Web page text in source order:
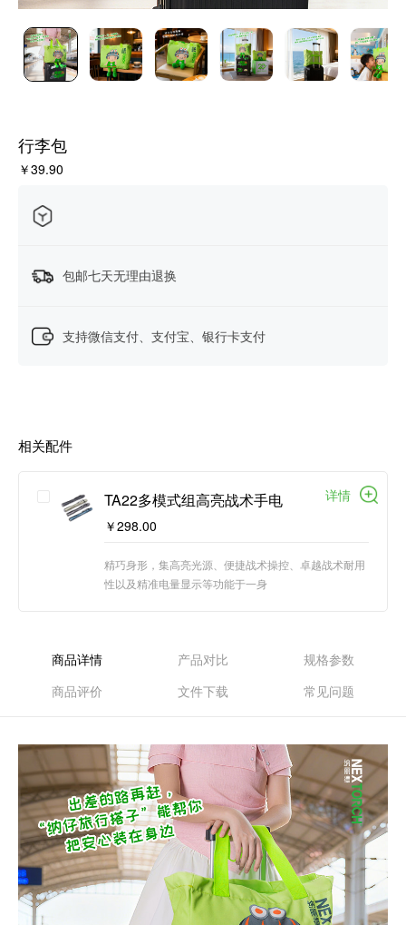
行李包
￥39.90
包邮七天无理由退换
支持微信支付、支付宝、银行卡支付
相关配件
TA22多模式组高亮战术手电
￥298.00
精巧身形，集高亮光源、便捷战术操控、卓越战术耐用
性以及精准电量显示等功能于一身
详情
商品详情 产品对比
规格参数
商品评价
文件下载 常见问题